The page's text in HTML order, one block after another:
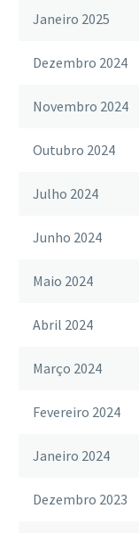
Janeiro 2025
Dezembro 2024
Novembro 2024
Outubro 2024
Julho 2024
Junho 2024
Maio 2024
Abril 2024
Março 2024
Fevereiro 2024
Janeiro 2024
Dezembro 2023